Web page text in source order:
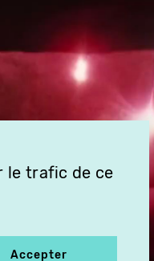
le trafic de ce
Accepter